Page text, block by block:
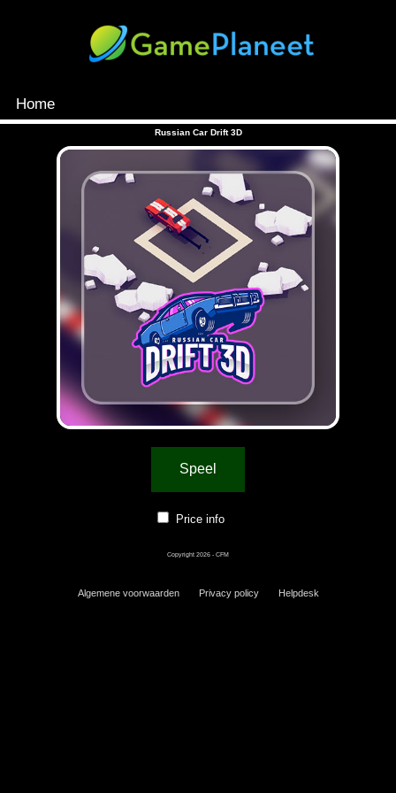
Home
Russian Car Drift 3D
Speel
Price info
Copyright 2026 - CFM
Algemene voorwaarden Privacy policy Helpdesk